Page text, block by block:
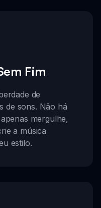
Fim
de
de sons. Não há
mergulhe,
a música
estilo.